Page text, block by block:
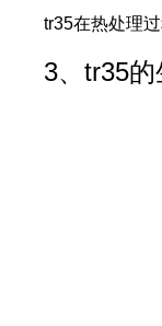
tr35在热处理
3、tr35